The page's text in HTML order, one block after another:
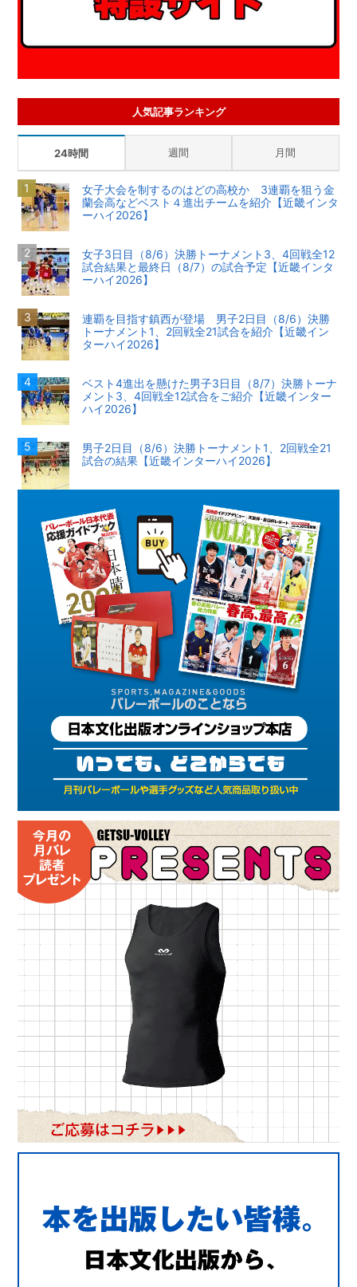
人気記事ランキング
24時間 週間 月間
女子大会を制するのはどの高校か 3連覇を狙う金
蘭会高などベスト４進出チームを紹介【近畿インタ
ーハイ2026】
女子3日目（8/6）決勝トーナメント3、4回戦全12
試合結果と最終日（8/7）の試合予定【近畿インタ
ーハイ2026】
連覇を目指す鎮西が登場 男子2日目（8/6）決勝
トーナメント1、2回戦全21試合を紹介【近畿イン
ターハイ2026】
ベスト4進出を懸けた男子3日目（8/7）決勝トーナ
メント3、4回戦全12試合をご紹介【近畿インター
ハイ2026】
男子2日目（8/6）決勝トーナメント1、2回戦全21
試合の結果【近畿インターハイ2026】